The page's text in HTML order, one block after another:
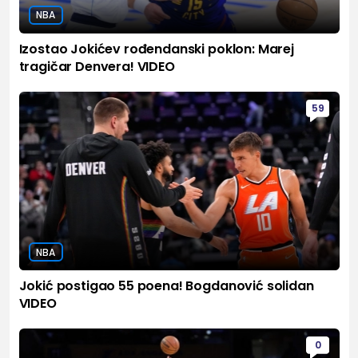
NBA
Izostao Jokićev rođendanski poklon: Marej
tragičar Denvera! VIDEO
59
NBA
Jokić postigao 55 poena! Bogdanović solidan
VIDEO
0